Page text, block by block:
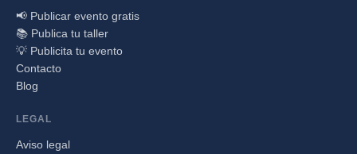
📢 Publicar evento gratis
📚 Publica tu taller
💡 Publicita tu evento
Contacto
Blog
LEGAL
Aviso legal